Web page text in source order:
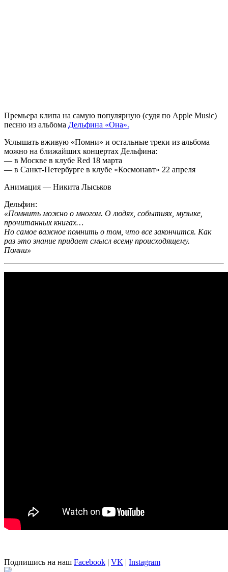
Премьера клипа на самую популярную (судя по Apple Music)
песню из альбома Дельфина «Она».
Услышать вживую «Помни» и остальные треки из альбома
можно на ближайших концертах Дельфина:
— в Москве в клубе Red 18 марта
— в Санкт-Петербурге в клубе «Космонавт» 22 апреля
Анимация — Никита Лыськов
Дельфин:
«Помнить можно о многом. О людях, событиях, музыке,
прочитанных книгах…
Но самое важное помнить о том, что все закончится. Как
раз это знание придает смысл всему происходящему.
Помни»
Подпишись на наш Facebook | VK | Instagram